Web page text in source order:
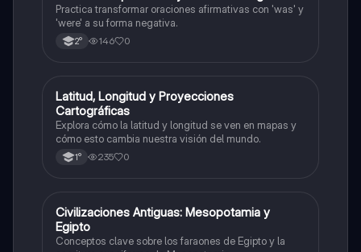
Practica transformar oraciones afirmativas con 'was' y
'were' a su forma negativa.
2° 146 0
LGeografía
Latitud, Longitud y Proyecciones
Cartográficas
Explora cómo la latitud y longitud se ven en mapas y
cómo esto cambia nuestra visión del mundo.
1° 235 0
CHistoria
Civilizaciones Antiguas: Mesopotamia y
Egipto
Conceptos clave sobre los faraones de Egipto y la